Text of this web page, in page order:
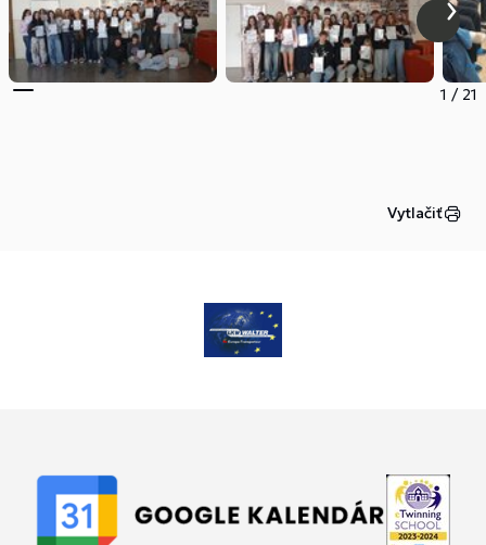
1 / 21
Vytlačiť